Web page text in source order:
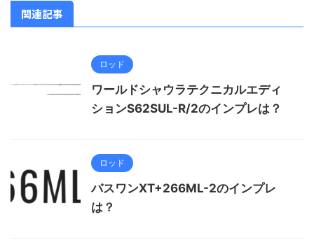
関連記事
ロッド
ワールドシャウラテクニカルエディ
ションS62SUL-R/2のインプレは？
ロッド
バスワンXT+266ML-2のインプレ
は？